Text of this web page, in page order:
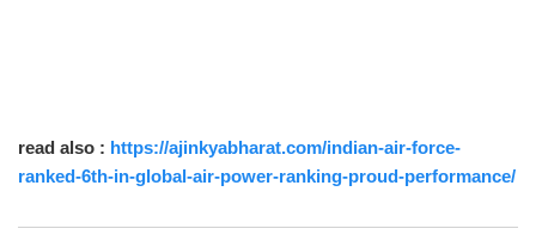
read also : https://ajinkyabharat.com/indian-air-force-
ranked-6th-in-global-air-power-ranking-proud-performance/